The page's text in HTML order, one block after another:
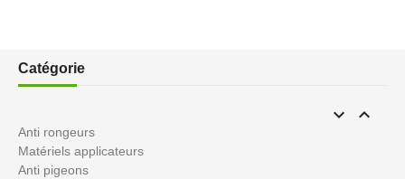
Catégorie
 
Anti rongeurs
Matériels applicateurs
Anti pigeons